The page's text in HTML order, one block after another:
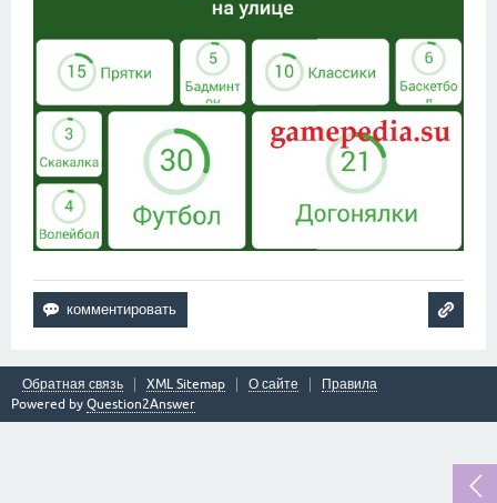
Обратная связь XML Sitemap О сайте
Правила
Powered by Question2Answer